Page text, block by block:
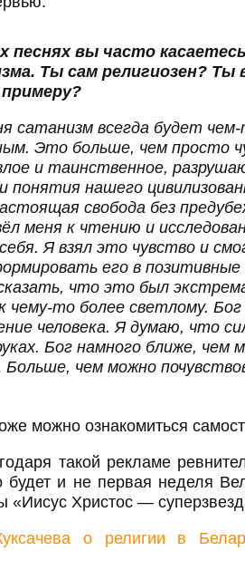
песнях вы часто
Ты сам религиозен? Ты
сатанизм всегда будет
Это больше, чем просто
и таинственное,
понятия нашего
свобода без
меня к чтению и
Я взял это чувство и
его в
что это был
чему-то более светлому.
человека. Я думаю, что
Бог намного ближе, чем
Больше, чем можно
можно ознакомиться
такой рекламе
будет и не первая неделя
«Иисус Христос —
о религии в